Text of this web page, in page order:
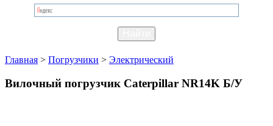
Главная > Погрузчики > Электрический
Вилочный погрузчик Caterpillar NR14K Б/У